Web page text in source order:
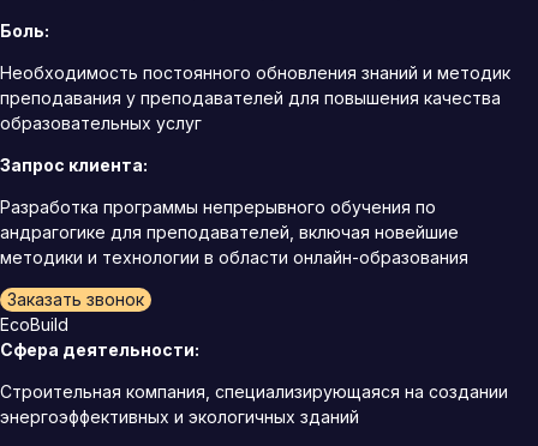
Боль:
Необходимость постоянного обновления знаний и методик
преподавания у преподавателей для повышения качества
образовательных услуг
Запрос клиента:
Разработка программы непрерывного обучения по
андрагогике для преподавателей, включая новейшие
методики и технологии в области онлайн-образования
Заказать звонок
EcoBuild
Сфера деятельности:
Строительная компания, специализирующаяся на создании
энергоэффективных и экологичных зданий